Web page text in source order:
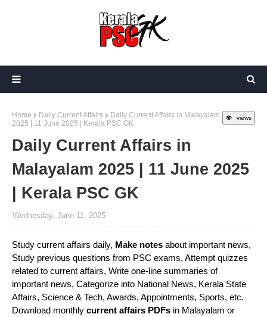
views
Home Daily Current Affairs
Daily Current Affairs in Malayalam
2025 | 11 June 2025 | Kerala PSC GK
Daily Current Affairs in
Malayalam 2025 | 11 June 2025
| Kerala PSC GK
Wednesday, June 11, 2025
Study current affairs daily, Make notes about important news,
Study previous questions from PSC exams, Attempt quizzes
related to current affairs, Write one-line summaries of
important news, Categorize into National News, Kerala State
Affairs, Science & Tech, Awards, Appointments, Sports, etc.
Download monthly current affairs PDFs in Malayalam or